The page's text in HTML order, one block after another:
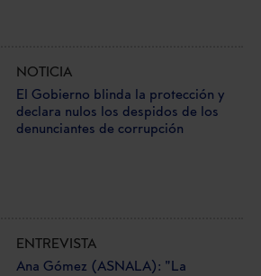
NOTICIA
El Gobierno blinda la protección y
declara nulos los despidos de los
denunciantes de corrupción
ENTREVISTA
Ana Gómez (ASNALA): "La